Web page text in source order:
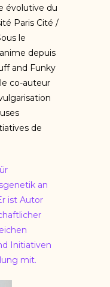
évolutive du
Paris Cité /
le
depuis
and Funky
co-auteur
de
an
ist Autor
Initiativen
mit.